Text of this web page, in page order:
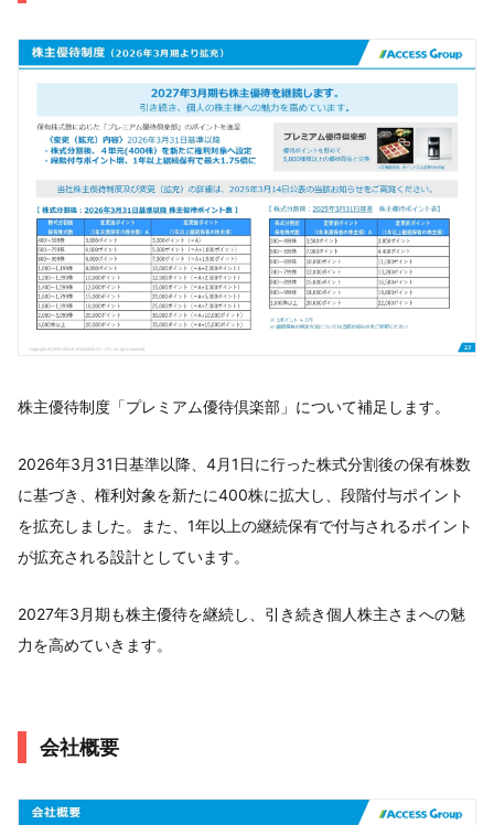
株主優待制度「プレミアム優待倶楽部」について補足します。
2026年3月31日基準以降、4月1日に行った株式分割後の保有株数
に基づき、権利対象を新たに400株に拡大し、段階付与ポイント
を拡充しました。また、1年以上の継続保有で付与されるポイント
が拡充される設計としています。
2027年3月期も株主優待を継続し、引き続き個人株主さまへの魅
力を高めていきます。
会社概要